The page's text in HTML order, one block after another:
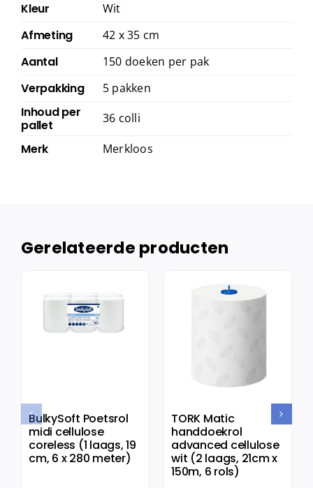
Kleur Wit
Afmeting 42 x 35 cm
Aantal 150 doeken per pak
Verpakking 5 pakken
Inhoud per
pallet
36 colli
Merk Merkloos
Gerelateerde producten
BulkySoft Poetsrol
midi cellulose
coreless (1 laags, 19
cm, 6 x 280 meter)
TORK Matic
handdoekrol
advanced cellulose
wit (2 laags, 21cm x
150m, 6 rols)